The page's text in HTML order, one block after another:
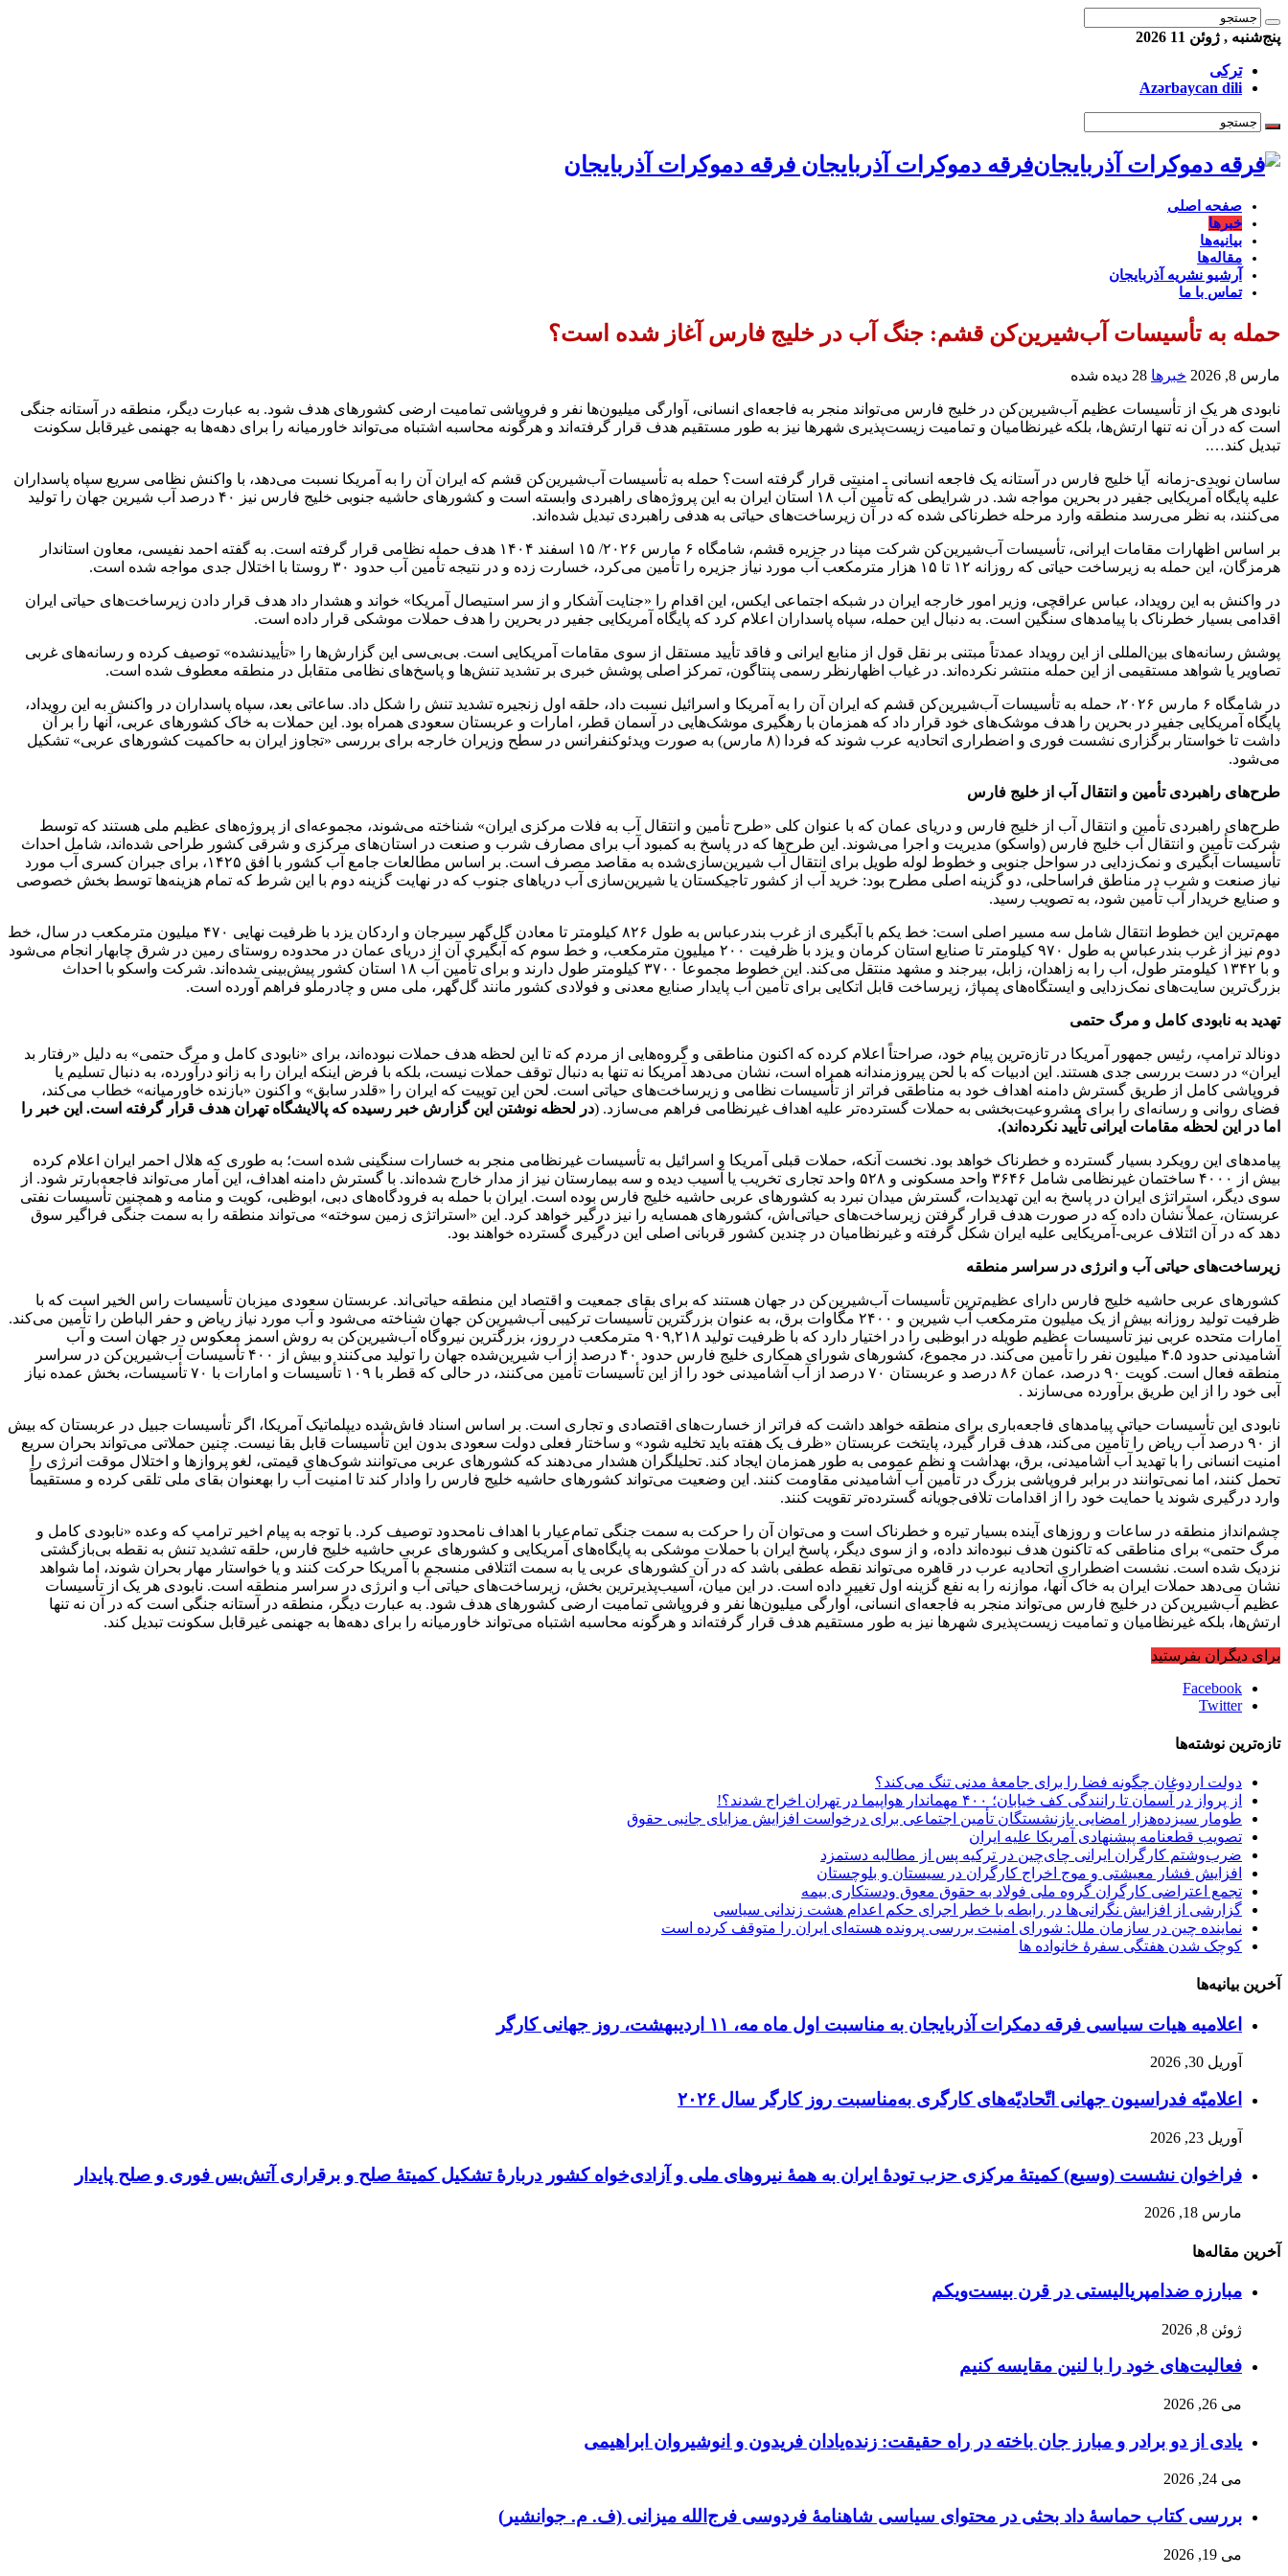
پنج‌شنبه , ژوئن 11 2026
ترکی
Azərbaycan dili
فرقه دموکرات آذربایجان فرقه دموکرات آذربایجان
صفحه اصلی
خبرها
بیانیه‌ها
مقاله‌ها
آرشیو نشریه آذربایجان
تماس با ما
حمله به تأسیسات آب‌شیرین‌کن قشم: جنگ آب در خلیج فارس آغاز شده است؟
مارس 8, 2026 خبرها 28 دیده شده
نابودی هر یک از تأسیسات عظیم آب‌شیرین‌کن در خلیج فارس می‌تواند منجر به فاجعه‌ای انسانی، آوارگی میلیون‌ها نفر و فروپاشی تمامیت ارضی کشورهای هدف شود. به عبارت دیگر، منطقه در آستانه جنگی
است که در آن نه تنها ارتش‌ها، بلکه غیرنظامیان و تمامیت زیست‌پذیری شهرها نیز به طور مستقیم هدف قرار گرفته‌اند و هرگونه محاسبه اشتباه می‌تواند خاورمیانه را برای دهه‌ها به جهنمی غیرقابل سکونت
تبدیل کند….
ساسان نویدی-زمانه آیا خلیج فارس در آستانه یک فاجعه انسانی ـ امنیتی قرار گرفته است؟ حمله به تأسیسات آب‌شیرین‌کن قشم که ایران آن را به آمریکا نسبت می‌دهد، با واکنش نظامی سریع سپاه پاسداران
علیه پایگاه آمریکایی جفیر در بحرین مواجه شد. در شرایطی که تأمین آب ۱۸ استان ایران به این پروژه‌های راهبردی وابسته است و کشورهای حاشیه جنوبی خلیج فارس نیز ۴۰ درصد آب شیرین جهان را تولید
می‌کنند، به نظر می‌رسد منطقه وارد مرحله خطرناکی شده که در آن زیرساخت‌های حیاتی به هدفی راهبردی تبدیل شده‌اند.
بر اساس اظهارات مقامات ایرانی، تأسیسات آب‌شیرین‌کن شرکت مپنا در جزیره قشم، شامگاه ۶ مارس ۲۰۲۶/ ۱۵ اسفند ۱۴۰۴ هدف حمله نظامی قرار گرفته است. به گفته احمد نفیسی، معاون استاندار
هرمزگان، این حمله به زیرساخت حیاتی که روزانه ۱۲ تا ۱۵ هزار مترمکعب آب مورد نیاز جزیره را تأمین می‌کرد، خسارت زده و در نتیجه تأمین آب حدود ۳۰ روستا با اختلال جدی مواجه شده است.
در واکنش به این رویداد، عباس عراقچی، وزیر امور خارجه ایران در شبکه اجتماعی ایکس، این اقدام را «جنایت آشکار و از سر استیصال آمریکا» خواند و هشدار داد هدف قرار دادن زیرساخت‌های حیاتی ایران
اقدامی بسیار خطرناک با پیامدهای سنگین است. به دنبال این حمله، سپاه پاسداران اعلام کرد که پایگاه آمریکایی جفیر در بحرین را هدف حملات موشکی قرار داده است.
پوشش رسانه‌های بین‌المللی از این رویداد عمدتاً مبتنی بر نقل قول از منابع ایرانی و فاقد تأیید مستقل از سوی مقامات آمریکایی است. بی‌بی‌سی این گزارش‌ها را «تأییدنشده» توصیف کرده و رسانه‌های غربی
تصاویر یا شواهد مستقیمی از این حمله منتشر نکرده‌اند. در غیاب اظهارنظر رسمی پنتاگون، تمرکز اصلی پوشش خبری بر تشدید تنش‌ها و پاسخ‌های نظامی متقابل در منطقه معطوف شده است.
در شامگاه ۶ مارس ۲۰۲۶، حمله به تأسیسات آب‌شیرین‌کن قشم که ایران آن را به آمریکا و اسرائیل نسبت داد، حلقه اول زنجیره تشدید تنش را شکل داد. ساعاتی بعد، سپاه پاسداران در واکنش به این رویداد،
پایگاه آمریکایی جفیر در بحرین را هدف موشک‌های خود قرار داد که همزمان با رهگیری موشک‌هایی در آسمان قطر، امارات و عربستان سعودی همراه بود. این حملات به خاک کشورهای عربی، آنها را بر آن
داشت تا خواستار برگزاری نشست فوری و اضطراری اتحادیه عرب شوند که فردا (۸ مارس) به صورت ویدئوکنفرانس در سطح وزیران خارجه برای بررسی «تجاوز ایران به حاکمیت کشورهای عربی» تشکیل
می‌شود.
طرح‌های راهبردی تأمین و انتقال آب از خلیج فارس
طرح‌های راهبردی تأمین و انتقال آب از خلیج فارس و دریای عمان که با عنوان کلی «طرح تأمین و انتقال آب به فلات مرکزی ایران» شناخته می‌شوند، مجموعه‌ای از پروژه‌های عظیم ملی هستند که توسط
شرکت تأمین و انتقال آب خلیج فارس (واسکو) مدیریت و اجرا می‌شوند. این طرح‌ها که در پاسخ به کمبود آب برای مصارف شرب و صنعت در استان‌های مرکزی و شرقی کشور طراحی شده‌اند، شامل احداث
تأسیسات آبگیری و نمک‌زدایی در سواحل جنوبی و خطوط لوله طویل برای انتقال آب شیرین‌سازی‌شده به مقاصد مصرف است. بر اساس مطالعات جامع آب کشور با افق ۱۴۲۵، برای جبران کسری آب مورد
نیاز صنعت و شرب در مناطق فراساحلی، دو گزینه اصلی مطرح بود: خرید آب از کشور تاجیکستان یا شیرین‌سازی آب دریاهای جنوب که در نهایت گزینه دوم با این شرط که تمام هزینه‌ها توسط بخش خصوصی
و صنایع خریدار آب تأمین شود، به تصویب رسید.
مهم‌ترین این خطوط انتقال شامل سه مسیر اصلی است: خط یکم با آبگیری از غرب بندرعباس به طول ۸۲۶ کیلومتر تا معادن گل‌گهر سیرجان و اردکان یزد با ظرفیت نهایی ۴۷۰ میلیون مترمکعب در سال، خط
دوم نیز از غرب بندرعباس به طول ۹۷۰ کیلومتر تا صنایع استان کرمان و یزد با ظرفیت ۲۰۰ میلیون مترمکعب، و خط سوم که آبگیری آن از دریای عمان در محدوده روستای رمین در شرق چابهار انجام می‌شود
و با ۱۳۴۲ کیلومتر طول، آب را به زاهدان، زابل، بیرجند و مشهد منتقل می‌کند. این خطوط مجموعاً ۳۷۰۰ کیلومتر طول دارند و برای تأمین آب ۱۸ استان کشور پیش‌بینی شده‌اند. شرکت واسکو با احداث
بزرگ‌ترین سایت‌های نمک‌زدایی و ایستگاه‌های پمپاژ، زیرساخت قابل اتکایی برای تأمین آب پایدار صنایع معدنی و فولادی کشور مانند گل‌گهر، ملی مس و چادرملو فراهم آورده است.
تهدید به نابودی کامل و مرگ حتمی
دونالد ترامپ، رئیس جمهور آمریکا در تازه‌ترین پیام خود، صراحتاً اعلام کرده که اکنون مناطقی و گروه‌هایی از مردم که تا این لحظه هدف حملات نبوده‌اند، برای «نابودی کامل و مرگ حتمی» به دلیل «رفتار بد
ایران» در دست بررسی جدی هستند. این ادبیات که با لحن پیروزمندانه همراه است، نشان می‌دهد آمریکا نه تنها به دنبال توقف حملات نیست، بلکه با فرض اینکه ایران را به زانو درآورده، به دنبال تسلیم یا
فروپاشی کامل از طریق گسترش دامنه اهداف خود به مناطقی فراتر از تأسیسات نظامی و زیرساخت‌های حیاتی است. لحن این توییت که ایران را «قلدر سابق» و اکنون «بازنده خاورمیانه» خطاب می‌کند،
فضای روانی و رسانه‌ای را برای مشروعیت‌بخشی به حملات گسترده‌تر علیه اهداف غیرنظامی فراهم می‌سازد. (در لحظه نوشتن این گزارش خبر رسیده که پالایشگاه تهران هدف قرار گرفته است. این خبر را
اما در این لحظه مقامات ایرانی تأیید نکرده‌اند).
پیامدهای این رویکرد بسیار گسترده و خطرناک خواهد بود. نخست آنکه، حملات قبلی آمریکا و اسرائیل به تأسیسات غیرنظامی منجر به خسارات سنگینی شده است؛ به طوری که هلال احمر ایران اعلام کرده
بیش از ۴۰۰۰ ساختمان غیرنظامی شامل ۳۶۴۶ واحد مسکونی و ۵۲۸ واحد تجاری تخریب یا آسیب دیده و سه بیمارستان نیز از مدار خارج شده‌اند. با گسترش دامنه اهداف، این آمار می‌تواند فاجعه‌بارتر شود. از
سوی دیگر، استراتژی ایران در پاسخ به این تهدیدات، گسترش میدان نبرد به کشورهای عربی حاشیه خلیج فارس بوده است. ایران با حمله به فرودگاه‌های دبی، ابوظبی، کویت و منامه و همچنین تأسیسات نفتی
عربستان، عملاً نشان داده که در صورت هدف قرار گرفتن زیرساخت‌های حیاتی‌اش، کشورهای همسایه را نیز درگیر خواهد کرد. این «استراتژی زمین سوخته» می‌تواند منطقه را به سمت جنگی فراگیر سوق
دهد که در آن ائتلاف عربی-آمریکایی علیه ایران شکل گرفته و غیرنظامیان در چندین کشور قربانی اصلی این درگیری گسترده خواهند بود.
زیرساخت‌های حیاتی آب و انرژی در سراسر منطقه
کشورهای عربی حاشیه خلیج فارس دارای عظیم‌ترین تأسیسات آب‌شیرین‌کن در جهان هستند که برای بقای جمعیت و اقتصاد این منطقه حیاتی‌اند. عربستان سعودی میزبان تأسیسات راس الخیر است که با
ظرفیت تولید روزانه بیش از یک میلیون مترمکعب آب شیرین و ۲۴۰۰ مگاوات برق، به عنوان بزرگترین تأسیسات ترکیبی آب‌شیرین‌کن جهان شناخته می‌شود و آب مورد نیاز ریاض و حفر الباطن را تأمین می‌کند.
امارات متحده عربی نیز تأسیسات عظیم طویله در ابوظبی را در اختیار دارد که با ظرفیت تولید ۹۰۹,۲۱۸ مترمکعب در روز، بزرگترین نیروگاه آب‌شیرین‌کن به روش اسمز معکوس در جهان است و آب
آشامیدنی حدود ۴.۵ میلیون نفر را تأمین می‌کند. در مجموع، کشورهای شورای همکاری خلیج فارس حدود ۴۰ درصد از آب شیرین‌شده جهان را تولید می‌کنند و بیش از ۴۰۰ تأسیسات آب‌شیرین‌کن در سراسر
منطقه فعال است. کویت ۹۰ درصد، عمان ۸۶ درصد و عربستان ۷۰ درصد از آب آشامیدنی خود را از این تأسیسات تأمین می‌کنند، در حالی که قطر با ۱۰۹ تأسیسات و امارات با ۷۰ تأسیسات، بخش عمده نیاز
آبی خود را از این طریق برآورده می‌سازند .
نابودی این تأسیسات حیاتی پیامدهای فاجعه‌باری برای منطقه خواهد داشت که فراتر از خسارت‌های اقتصادی و تجاری است. بر اساس اسناد فاش‌شده دیپلماتیک آمریکا، اگر تأسیسات جبیل در عربستان که بیش
از ۹۰ درصد آب ریاض را تأمین می‌کند، هدف قرار گیرد، پایتخت عربستان «ظرف یک هفته باید تخلیه شود» و ساختار فعلی دولت سعودی بدون این تأسیسات قابل بقا نیست. چنین حملاتی می‌تواند بحران سریع
امنیت انسانی را با تهدید آب آشامیدنی، برق، بهداشت و نظم عمومی به طور همزمان ایجاد کند. تحلیلگران هشدار می‌دهند که کشورهای عربی می‌توانند شوک‌های قیمتی، لغو پروازها و اختلال موقت انرژی را
تحمل کنند، اما نمی‌توانند در برابر فروپاشی بزرگ در تأمین آب آشامیدنی مقاومت کنند. این وضعیت می‌تواند کشورهای حاشیه خلیج فارس را وادار کند تا امنیت آب را بهعنوان بقای ملی تلقی کرده و مستقیماً
وارد درگیری شوند یا حمایت خود را از اقدامات تلافی‌جویانه گسترده‌تر تقویت کنند.
چشم‌انداز منطقه در ساعات و روزهای آینده بسیار تیره و خطرناک است و می‌توان آن را حرکت به سمت جنگی تمام‌عیار با اهداف نامحدود توصیف کرد. با توجه به پیام اخیر ترامپ که وعده «نابودی کامل و
مرگ حتمی» برای مناطقی که تاکنون هدف نبوده‌اند داده، و از سوی دیگر، پاسخ ایران با حملات موشکی به پایگاه‌های آمریکایی و کشورهای عربی حاشیه خلیج فارس، حلقه تشدید تنش به نقطه بی‌بازگشتی
نزدیک شده است. نشست اضطراری اتحادیه عرب در قاهره می‌تواند نقطه عطفی باشد که در آن کشورهای عربی یا به سمت ائتلافی منسجم با آمریکا حرکت کنند و یا خواستار مهار بحران شوند، اما شواهد
نشان می‌دهد حملات ایران به خاک آنها، موازنه را به نفع گزینه اول تغییر داده است. در این میان، آسیب‌پذیرترین بخش، زیرساخت‌های حیاتی آب و انرژی در سراسر منطقه است. نابودی هر یک از تأسیسات
عظیم آب‌شیرین‌کن در خلیج فارس می‌تواند منجر به فاجعه‌ای انسانی، آوارگی میلیون‌ها نفر و فروپاشی تمامیت ارضی کشورهای هدف شود. به عبارت دیگر، منطقه در آستانه جنگی است که در آن نه تنها
ارتش‌ها، بلکه غیرنظامیان و تمامیت زیست‌پذیری شهرها نیز به طور مستقیم هدف قرار گرفته‌اند و هرگونه محاسبه اشتباه می‌تواند خاورمیانه را برای دهه‌ها به جهنمی غیرقابل سکونت تبدیل کند.
برای دیگران بفرستید
Facebook
Twitter
تازه‌ترین نوشته‌ها
دولت اردوغان چگونه فضا را برای جامعهٔ مدنی تنگ می‌کند؟
از پرواز در آسمان تا رانندگی کف خیابان؛ ۴۰۰ مهماندار هواپیما در تهران اخراج شدند؟!
طومار سیزده‌هزار امضایی بازنشستگان تأمین اجتماعی برای درخواست افزایش مزایای جانبی حقوق
تصویب قطعنامه پیشنهادی آمریکا علیه ایران
ضرب‌وشتم کارگران ایرانی چای‌چین در ترکیه پس از مطالبه دستمزد
افزایش فشار معیشتی و موج اخراج کارگران در سیستان و بلوچستان
تجمع اعتراضی کارگران گروه ملی فولاد به حقوق معوق ودستکاری بیمه
گزارشی از افزایش نگرانی‌ها در رابطە با خطر اجرای حکم اعدام هشت زندانی سیاسی
نماینده چین در سازمان ملل: شورای امنیت بررسی پرونده هسته‌ای ایران را متوقف کرده است
کوچک‌ شدن هفتگی سفرهٔ خانواده ها
آخرین بیانیه‌ها
اعلامیه هیات سیاسی فرقه دمکرات آذربایجان به مناسبت اول ماه مه، ۱۱ اردیبهشت، روز جهانی کارگر
آوریل 30, 2026
اعلامیّه فدراسیون جهانی اتّحادیّه‌های کارگری به‌مناسبت روز کارگر سال ۲۰۲۶
آوریل 23, 2026
فراخوان نشست (وسیع)‌ کمیتهٔ‌ مرکزی حزب تودهٔ ایران به همهٔ نیروهای ملی و آزادی‌خواه کشور دربارهٔ تشکیل کمیتهٔ صلح و برقراری آتش‌بس فوری و صلح پایدار
مارس 18, 2026
آخرین مقاله‌ها
مبارزه ضد‌امپریالیستی در قرن بیست‌ویکم
ژوئن 8, 2026
فعالیت‌های خود را با لنین مقایسه کنیم
می 26, 2026
یادی از دو برادر و مبارز جان باخته در راه حقیقت: زنده‌یادان فریدون و انوشیروان ابراهیمی
می 24, 2026
بررسی کتاب حماسۀ داد بحثی در محتوای سیاسی شاهنامۀ فردوسی فرج‌الله میزانی (ف. م. جوانشیر)
می 19, 2026